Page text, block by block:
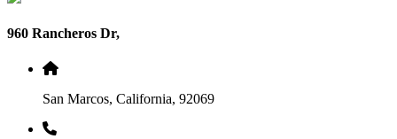
960 Rancheros Dr,
San Marcos, California, 92069